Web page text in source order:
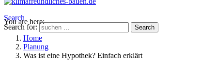
Search
Search for:
Search
You are here:
Home
Planung
Was ist eine Hypothek? Einfach erklärt